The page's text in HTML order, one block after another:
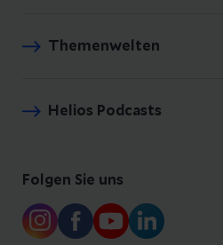
Themenwelten
Helios Podcasts
Folgen Sie uns